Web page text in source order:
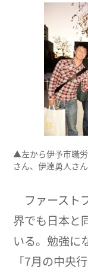
▲左から伊予市職
さん、伊達勇人さん
ファースト
界でも日本と
いる。勉強に
「7月の中央